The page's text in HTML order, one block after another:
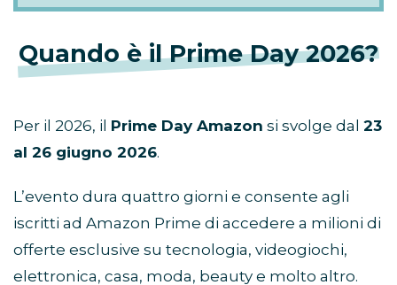
Quando è il Prime Day 2026?
Per il 2026, il Prime Day Amazon si svolge dal 23
al 26 giugno 2026.
L’evento dura quattro giorni e consente agli
iscritti ad Amazon Prime di accedere a milioni di
offerte esclusive su tecnologia, videogiochi,
elettronica, casa, moda, beauty e molto altro.